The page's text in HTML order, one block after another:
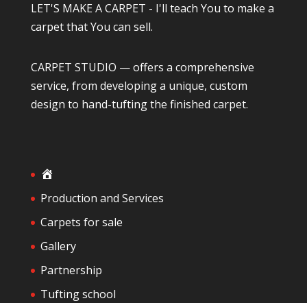
LET'S MAKE A CARPET - I'll teach You to make a
carpet that You can sell.
CARPET STUDIO — offers a comprehensive
service, from developing a unique, custom
design to hand-tufting the finished carpet.
e
Production and Services
Carpets for sale
Gallery
Partnership
Tufting school